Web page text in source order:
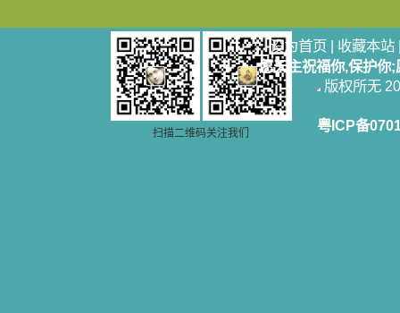
扫描二维码关注我们
设为首页 | 收藏本站
愿天主祝福你,保护你
版权所无
粤ICP备